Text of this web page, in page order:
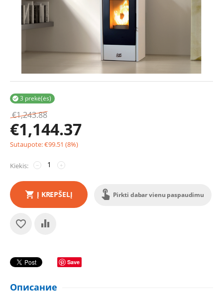
3 prekė(ės)

€1,243.88
€1,144.37
Sutaupote:€99.51 (8%)
Kiekis: +
−
Į KREPŠELĮ Pirkti dabar vienu paspaudimu
Save
Описание